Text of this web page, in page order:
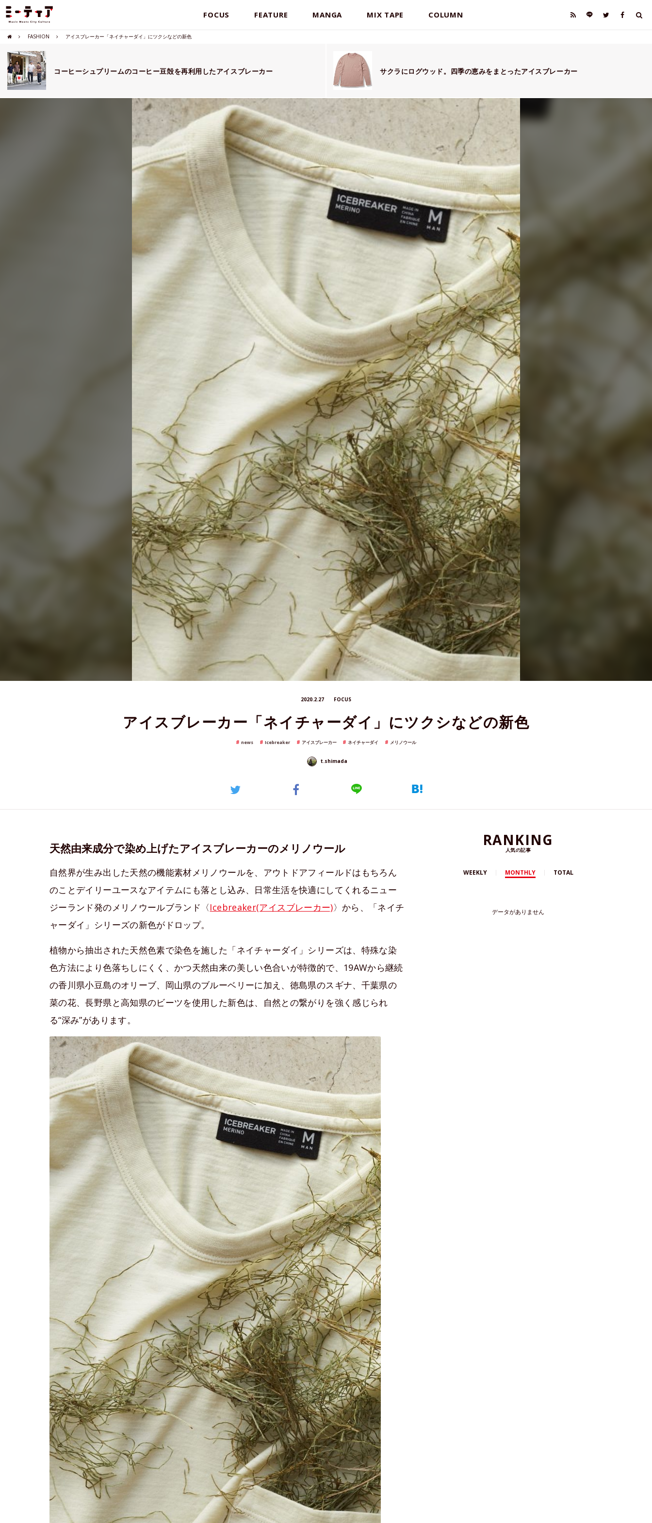
FOCUS FEATURE MANGA MIX TAPE COLUMN
FASHION アイスブレーカー「ネイチャーダイ」にツクシなどの新色
コーヒーシュプリームのコーヒー豆殻を再利用したアイスブレーカー サクラにログウッド。四季の恵みをまとったアイスブレーカー
2020.2.27 FOCUS
アイスブレーカー「ネイチャーダイ」にツクシなどの新色
news Icebreaker アイスブレーカー ネイチャーダイ メリノウール
t.shimada
天然由来成分で染め上げたアイスブレーカーのメリノウール
自然界が生み出した天然の機能素材メリノウールを、アウトドアフィールドはもちろん
のことデイリーユースなアイテムにも落とし込み、日常生活を快適にしてくれるニュー
ジーランド発のメリノウールブランド〈Icebreaker(アイスブレーカー)〉から、「ネイチ
ャーダイ」シリーズの新色がドロップ。
植物から抽出された天然色素で染色を施した「ネイチャーダイ」シリーズは、特殊な染
色方法により色落ちしにくく、かつ天然由来の美しい色合いが特徴的で、19AWから継続
の香川県小豆島のオリーブ、岡山県のブルーベリーに加え、徳島県のスギナ、千葉県の
菜の花、長野県と高知県のビーツを使用した新色は、自然との繋がりを強く感じられ
る“深み”があります。
RANKING
人気の記事
WEEKLY MONTHLY TOTAL
データがありません